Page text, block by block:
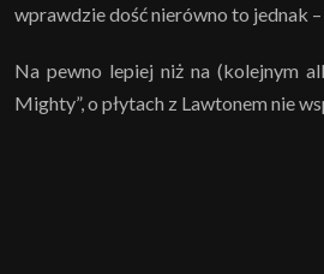
wprawdzie dość nierówno to jednak
Na pewno lepiej niż na (kolejnym
Mighty”, o płytach z Lawtonem nie